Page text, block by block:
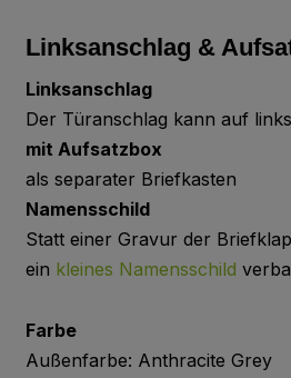
A37.0.8
Lime Green
A90.0.0
Black
Linksanschlag &
Linksanschlag
Der Türanschlag kann auf
mit Aufsatzbox
als separater Briefkasten
Namensschild
Statt einer Gravur der
ein kleines Namensschild
Farbe
Außenfarbe: Anthracite Grey